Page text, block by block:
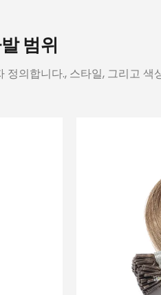
범위
의합니다., 스타일, 그리고 색